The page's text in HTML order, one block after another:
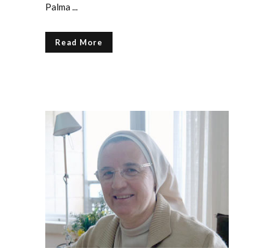
Palma ...
Read More